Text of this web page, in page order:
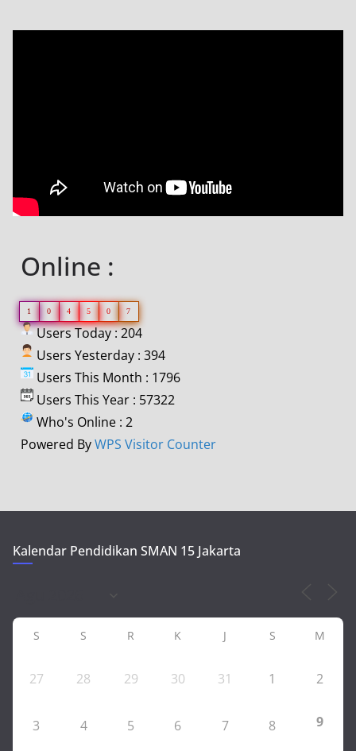
Online :
1 0 4 5 0 7
Users Today : 204
Users Yesterday : 394
Users This Month : 1796
Users This Year : 57322
Who's Online : 2
Powered ByWPS Visitor Counter
Kalendar Pendidikan SMAN 15 Jakarta
S S R K J S M
27 28 29 30 31 1 2
3 4 5 6 7 8 9